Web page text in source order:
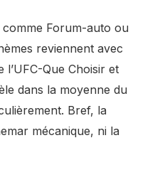
Forum-auto ou
reviennent avec
l’UFC-Que Choisir et
dans la moyenne du
Bref, la
mécanique, ni la